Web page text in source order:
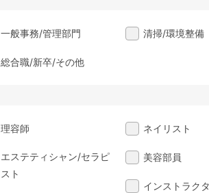
一般事務/管理部門 清掃/環境整備
総合職/新卒/その他
理容師 ネイリスト
エステティシャン/セラピ
スト
美容部員
インストラク